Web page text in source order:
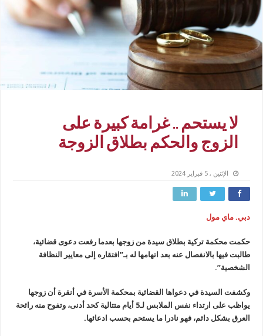
لا يستحم .. غرامة كبيرة على
الزوج والحكم بطلاق الزوجة
الإثنين , 5 فبراير 2024
دبي. ماي مول
حكمت محكمة تركية بطلاق سيدة من زوجها بعدما رفعت دعوى قضائية،
طالبت فيها بالانفصال عنه بعد اتهامها له بـ”افتقاره إلى معايير النظافة
الشخصية”.
وكشفت السيدة في دعواها القضائية بمحكمة الأسرة في أنقرة أن زوجها
يواظب على ارتداء نفس الملابس لـ5 أيام متتالية كحد أدنى، وتفوح منه رائحة
العرق بشكل دائم، فهو نادرا ما يستحم بحسب ادعائها.